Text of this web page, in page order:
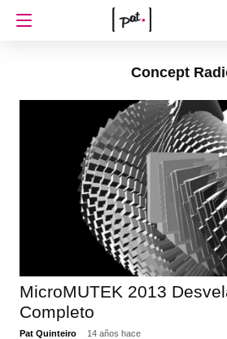
Concept
MicroMUTEK 2013
Completo
Pat Quinteiro 14 años hace